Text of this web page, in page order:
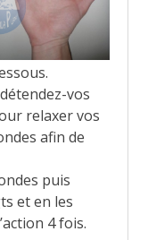
vos
relaxer vos
afin de
puis
et en les
4 fois.